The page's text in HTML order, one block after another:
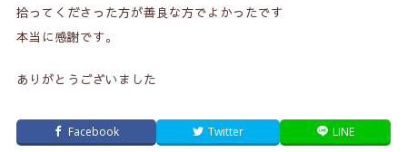
拾ってくださった方が善良な方でよかったです
本当に感謝です。
ありがとうございました
Facebook Twitter LINE